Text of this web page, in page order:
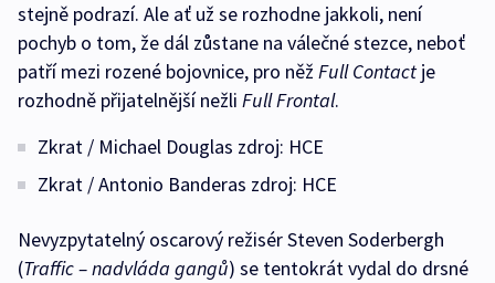
stejně podrazí. Ale ať už se rozhodne jakkoli, není
pochyb o tom, že dál zůstane na válečné stezce, neboť
patří mezi rozené bojovnice, pro něž Full Contact je
rozhodně přijatelnější nežli Full Frontal.
Zkrat / Michael Douglas zdroj: HCE
Zkrat / Antonio Banderas zdroj: HCE
Nevyzpytatelný oscarový režisér Steven Soderbergh
(Traffic – nadvláda gangů) se tentokrát vydal do drsné